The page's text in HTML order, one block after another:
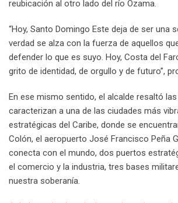
reubicación al otro lado del río Ozama.
“Hoy, Santo Domingo Este deja de ser una
verdad se alza con la fuerza de aquellos
defender lo que es suyo. Hoy, Costa del
grito de identidad, de orgullo y de futuro”,
En ese mismo sentido, el alcalde resaltó
caracterizan a una de las ciudades más
estratégicas del Caribe, donde se
Colón, el aeropuerto José Francisco Peña
conecta con el mundo, dos puertos
el comercio y la industria, tres bases
nuestra soberanía.